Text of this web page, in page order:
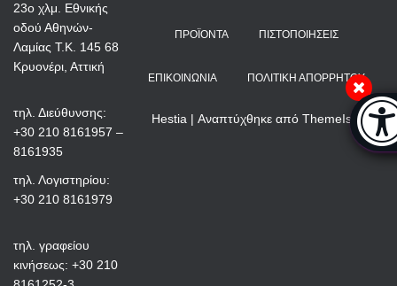
23ο χλμ. Εθνικής
οδού Αθηνών-
Λαμίας Τ.Κ. 145 68
Κρυονέρι, Αττική
τηλ. Διεύθυνσης:
+30 210 8161957 –
8161935
τηλ. Λογιστηρίου:
+30 210 8161979
τηλ. γραφείου
κινήσεως: +30 210
ΠΡΟΪΌΝΤΑ ΠΙΣΤΟΠΟΙΉΣΕΙΣ
ΕΠΙΚΟΙΝΩΝΊΑ ΠΟΛΙΤΙΚΉ ΑΠΟΡΡΉΤΟΥ
Hestia | Αναπτύχθηκε από ThemeIsle